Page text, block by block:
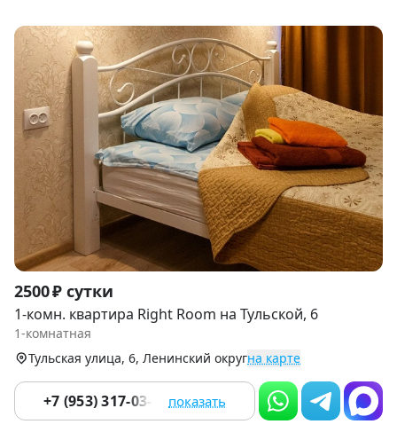
Item
1
of
2500 ₽ сутки
1-комн. квартира Right Room на Тульской, 6
1-комнатная
Тульская улица, 6, Ленинский округна карте
+7 (953) 317-03-22 показать